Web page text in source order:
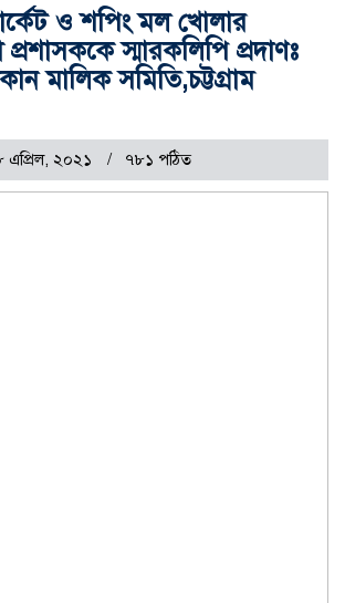
ও শপিং মল খোলার
প্রশাসককে স্মারকলিপি প্রদাণঃ
মালিক সমিতি,চট্টগ্রাম
এপ্রিল, ২০২১ ৭৮১ পঠিত